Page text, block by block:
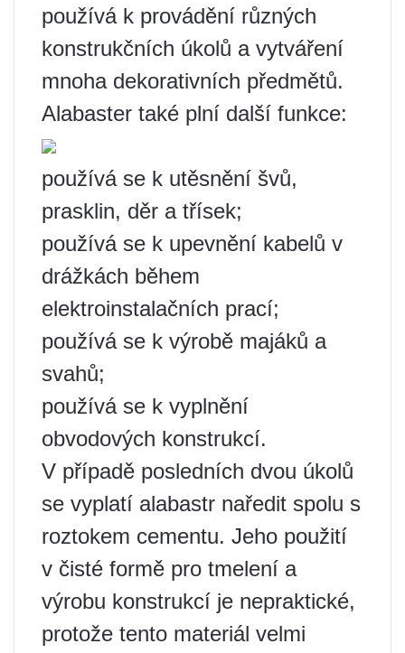
používá k provádění různých
konstrukčních úkolů a vytváření
mnoha dekorativních předmětů.
Alabaster také plní další funkce:
používá se k utěsnění švů,
prasklin, děr a třísek;
používá se k upevnění kabelů v
drážkách během
elektroinstalačních prací;
používá se k výrobě majáků a
svahů;
používá se k vyplnění
obvodových konstrukcí.
V případě posledních dvou úkolů
se vyplatí alabastr naředit spolu s
roztokem cementu. Jeho použití
v čisté formě pro tmelení a
výrobu konstrukcí je nepraktické,
protože tento materiál velmi